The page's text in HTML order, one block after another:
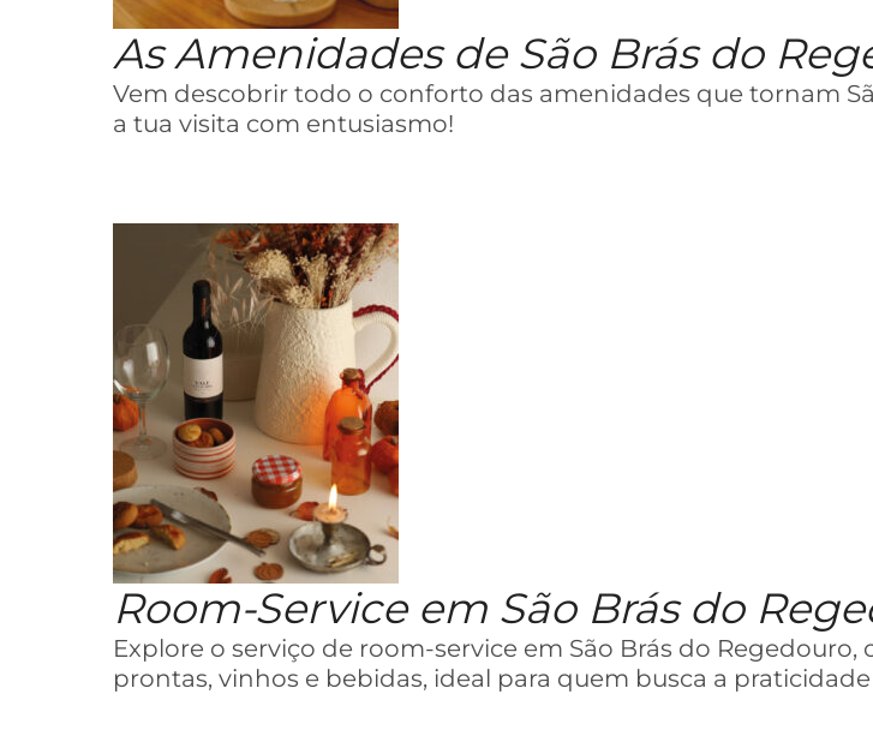
As Amenidades de São Brás do
Vem descobrir todo o conforto das amenidades que tornam
a tua visita com entusiasmo!
Room-Service em São Brás do
Explore o serviço de room-service em São Brás do
prontas, vinhos e bebidas, ideal para quem busca a